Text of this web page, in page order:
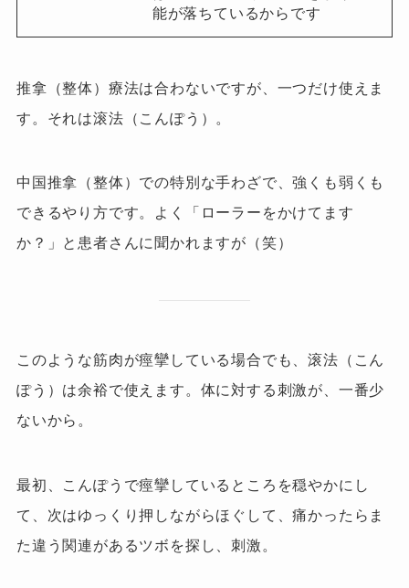
能が落ちているからです
推拿（整体）療法は合わないですが、一つだけ使えま
す。それは滚法（こんぽう）。
中国推拿（整体）での特別な手わざで、強くも弱くも
できるやり方です。よく「ローラーをかけてます
か？」と患者さんに聞かれますが（笑）
このような筋肉が痙攣している場合でも、滚法（こん
ぽう）は余裕で使えます。体に対する刺激が、一番少
ないから。
最初、こんぽうで痙攣しているところを穏やかにし
て、次はゆっくり押しながらほぐして、痛かったらま
た違う関連があるツボを探し、刺激。